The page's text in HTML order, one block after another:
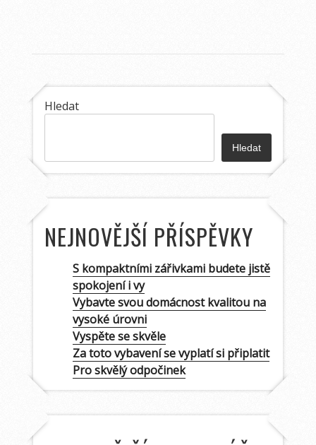
Hledat
Hledat
NEJNOVĚJŠÍ PŘÍSPĚVKY
S kompaktními zářivkami budete jistě
spokojení i vy
Vybavte svou domácnost kvalitou na
vysoké úrovni
Vyspěte se skvěle
Za toto vybavení se vyplatí si připlatit
Pro skvělý odpočinek